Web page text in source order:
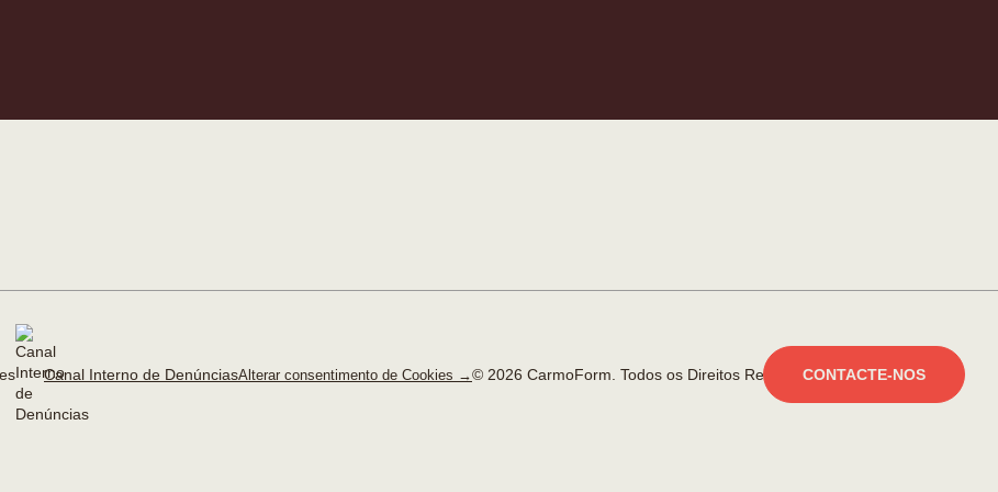
CONTACTE-NOS
Canal Interno de DenúnciasAlterar consentimento de Cookies →© 2026 CarmoForm. Todos os Direitos Reservados.made by KOBU